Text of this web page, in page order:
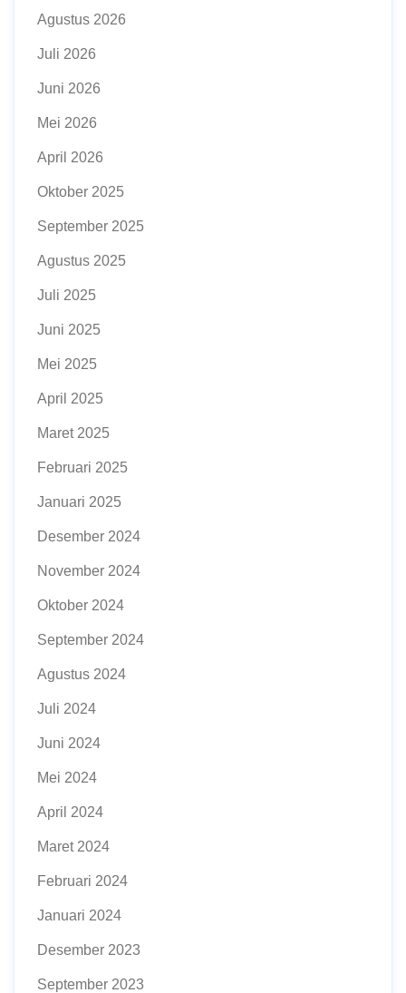
Agustus 2026
Juli 2026
Juni 2026
Mei 2026
April 2026
Oktober 2025
September 2025
Agustus 2025
Juli 2025
Juni 2025
Mei 2025
April 2025
Maret 2025
Februari 2025
Januari 2025
Desember 2024
November 2024
Oktober 2024
September 2024
Agustus 2024
Juli 2024
Juni 2024
Mei 2024
April 2024
Maret 2024
Februari 2024
Januari 2024
Desember 2023
September 2023